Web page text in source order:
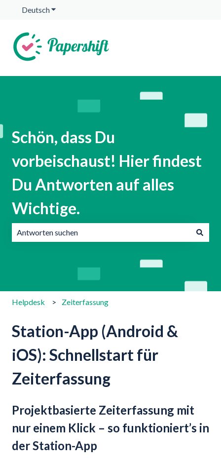
DeutschUntermenü für Übersetzungen anzeigen
Schön, dass Du
vorbeischaust! Hier findest
Du Antworten auf alles
Wichtige.
Helpdesk Zeiterfassung
Station-App (Android &
iOS): Schnellstart für
Zeiterfassung
Projektbasierte Zeiterfassung mit
nur einem Klick – so funktioniert’s in
der Station-App